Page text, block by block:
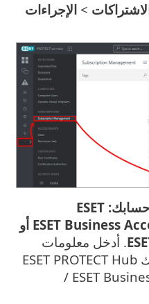
> الإجراءات
تسجيل الدخول إلى حسابك: ESET
PROTECT Hub أو ESET Business Account أو
. أدخل معلومات
تسجيل الدخول الخاصة بك ESET PROTECT Hub
/ ESET